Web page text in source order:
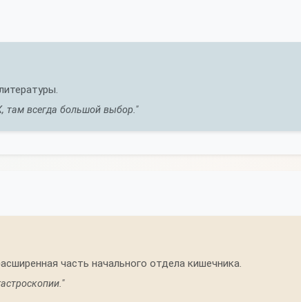
там всегда большой выбор."
часть начального отдела кишечника.